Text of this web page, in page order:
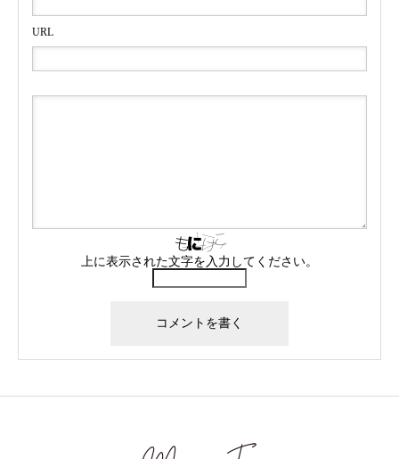
URL
上に表示された文字を入力してください。